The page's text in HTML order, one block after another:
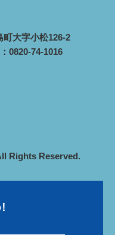
大字小松126-2
0820-74-1016
Rights Reserved.